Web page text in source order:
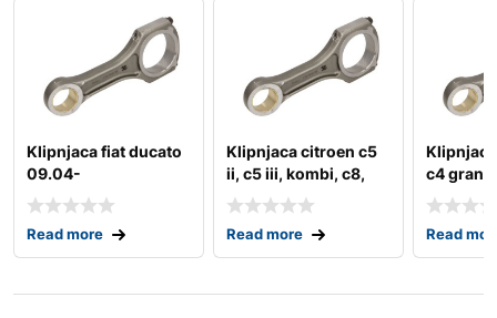
Klipnjaca fiat ducato
09.04-
Read more
Klipnjaca citroen c5
ii, c5 iii, kombi, c8,
jumpy ii;
Read more
c4
c4 i
Read